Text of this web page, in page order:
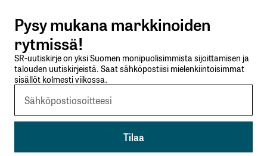
Lähetä kommentti
Pysy mukana markkinoiden
rytmissä!
SR-uutiskirje on yksi Suomen monipuolisimmista sijoittamisen ja
talouden uutiskirjeistä. Saat sähköpostiisi mielenkiintoisimmat
sisällöt kolmesti viikossa.